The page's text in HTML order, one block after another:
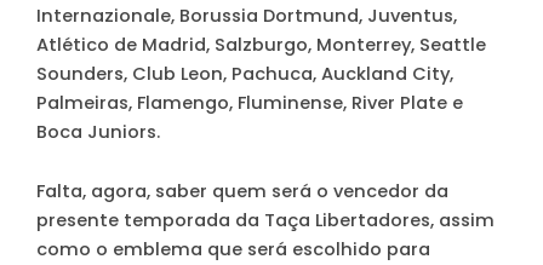
Internazionale, Borussia Dortmund, Juventus,
Atlético de Madrid, Salzburgo, Monterrey, Seattle
Sounders, Club Leon, Pachuca, Auckland City,
Palmeiras, Flamengo, Fluminense, River Plate e
Boca Juniors.
Falta, agora, saber quem será o vencedor da
presente temporada da Taça Libertadores, assim
como o emblema que será escolhido para